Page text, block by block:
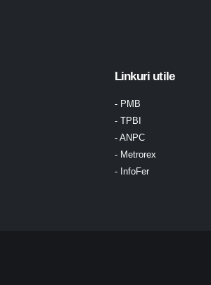
Linkuri utile
- PMB
- TPBI
- ANPC
- Metrorex
- InfoFer